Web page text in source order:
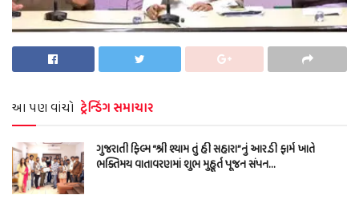
આ પણ વાંચો ટ્રેન્ડિંગ સમાચાર
ગુજરાતી ફિલ્મ “શ્રી શ્યામ તું હી સહારા”નું આર.ડી ફાર્મ ખાતે
ભક્તિમય વાતાવરણમાં શુભ મુહૂર્ત પૂજન સંપન…